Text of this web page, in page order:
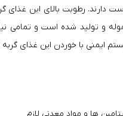
دارند. رطوبت بالای این
و تولید شده است و تمامی
ایمنی با خوردن این غذای